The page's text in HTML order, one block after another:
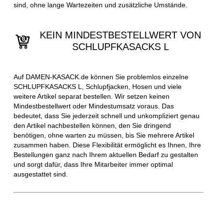
sind, ohne lange Wartezeiten und zusätzliche Umstände.
KEIN MINDESTBESTELLWERT VON
SCHLUPFKASACKS L
Auf DAMEN-KASACK.de können Sie problemlos einzelne
SCHLUPFKASACKS L, Schlupfjacken, Hosen und viele
weitere Artikel separat bestellen. Wir setzen keinen
Mindestbestellwert oder Mindestumsatz voraus. Das
bedeutet, dass Sie jederzeit schnell und unkompliziert genau
den Artikel nachbestellen können, den Sie dringend
benötigen, ohne warten zu müssen, bis Sie mehrere Artikel
zusammen haben. Diese Flexibilität ermöglicht es Ihnen, Ihre
Bestellungen ganz nach Ihrem aktuellen Bedarf zu gestalten
und sorgt dafür, dass Ihre Mitarbeiter immer optimal
ausgestattet sind.